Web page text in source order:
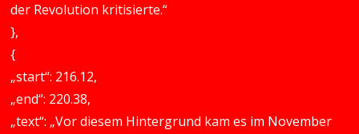
der Revolution kritisierte.“
},
{
„start“: 216.12,
„end“: 220.38,
„text“: „Vor diesem Hintergrund kam es im November